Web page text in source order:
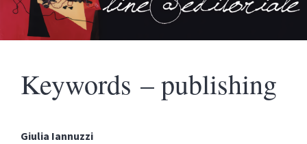
Keywords – publishing
Giulia Iannuzzi